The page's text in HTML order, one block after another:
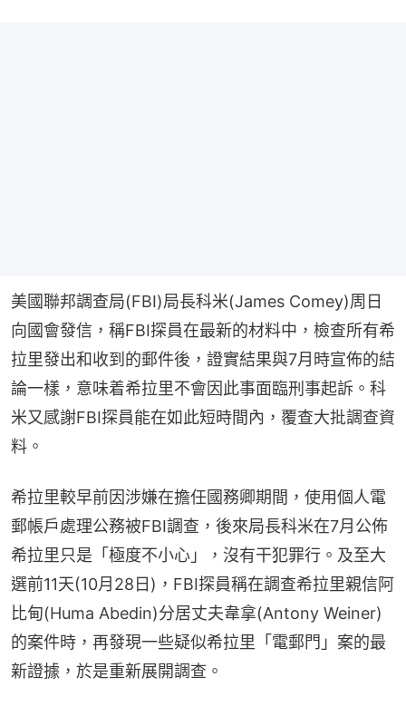
美國聯邦調查局(FBI)局長科米(James Comey)周日
向國會發信，稱FBI探員在最新的材料中，檢查所有希
拉里發出和收到的郵件後，證實結果與7月時宣佈的結
論一樣，意味着希拉里不會因此事面臨刑事起訴。科
米又感謝FBI探員能在如此短時間內，覆查大批調查資
料。
希拉里較早前因涉嫌在擔任國務卿期間，使用個人電
郵帳戶處理公務被FBI調查，後來局長科米在7月公佈
希拉里只是「極度不小心」，沒有干犯罪行。及至大
選前11天(10月28日)，FBI探員稱在調查希拉里親信阿
比甸(Huma Abedin)分居丈夫韋拿(Antony Weiner)
的案件時，再發現一些疑似希拉里「電郵門」案的最
新證據，於是重新展開調查。